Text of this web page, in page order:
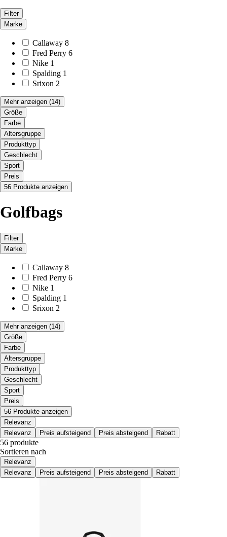
Filter
Marke
Callaway 8
Fred Perry 6
Nike 1
Spalding 1
Srixon 2
Mehr anzeigen (14)
Größe
Farbe
Altersgruppe
Produkttyp
Geschlecht
Sport
Preis
56 Produkte anzeigen
Golfbags
Filter
Marke
Callaway 8
Fred Perry 6
Nike 1
Spalding 1
Srixon 2
Mehr anzeigen (14)
Größe
Farbe
Altersgruppe
Produkttyp
Geschlecht
Sport
Preis
56 Produkte anzeigen
Relevanz
Relevanz
Preis aufsteigend Preis absteigend Rabatt
56 produkte
Sortieren nach
Relevanz
Relevanz
Preis aufsteigend Preis absteigend Rabatt